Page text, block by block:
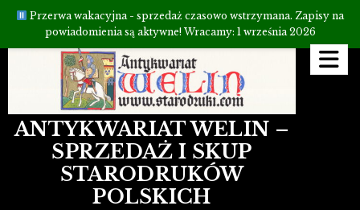
Przejdź
ANTYKWARIAT WELIN –
SPRZEDAŻ I SKUP
STARODRUKÓW
POLSKICH
Przerwa wakacyjna - sprzedaż czasowo wstrzymana. Zapisy na
powiadomienia są aktywne! Wracamy: 1 września 2026